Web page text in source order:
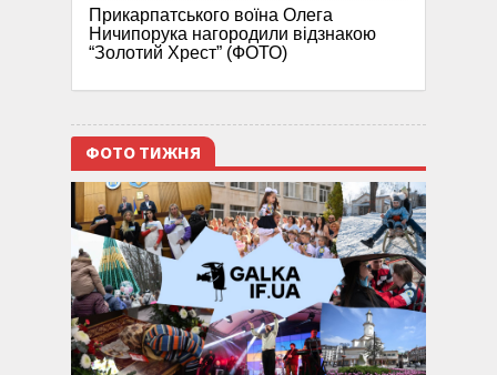
Прикарпатського воїна Олега
Ничипорука нагородили відзнакою
“Золотий Хрест” (ФОТО)
ФОТО ТИЖНЯ